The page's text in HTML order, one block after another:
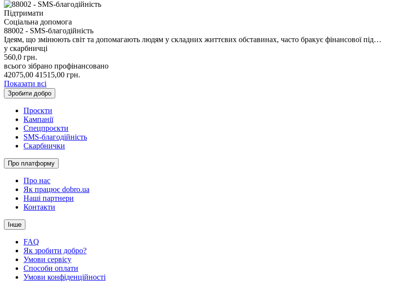
Підтримати
Соціальна допомога
88002 - SMS-благодійність
Ідеям, що змінюють світ та допомагають людям у складних життєвих обставинах, часто бракує фінансової під…
у скарбничці
560,0 грн.
всього зібрано профінансовано
42075,00 41515,00 грн.
Показати всі
Зробити добро
Проєкти
Кампанії
Спецпроєкти
SMS-благодійність
Скарбнички
Про платформу
Про нас
Як працює dobro.ua
Наші партнери
Контакти
Інше
FAQ
Як зробити добро?
Умови сервісу
Способи оплати
Умови конфіденційності